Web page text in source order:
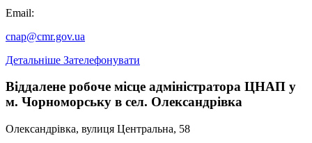
Email:
cnap@cmr.gov.ua
Детальніше Зателефонувати
Віддалене робоче місце адміністратора ЦНАП у
м. Чорноморську в сел. Олександрівка
Олександрівка, вулиця Центральна, 58